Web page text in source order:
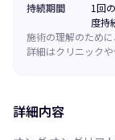
持続期間
1回
度持
施術の理解のために
詳細はクリニック
詳細内容